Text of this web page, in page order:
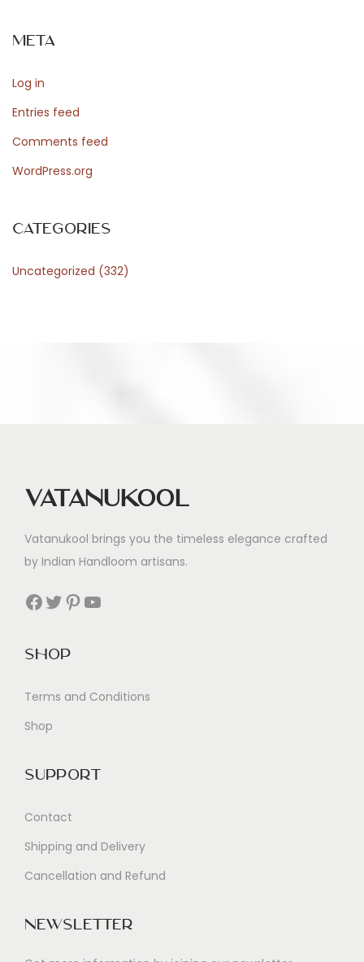
o
r
d
P
r
Meta
Log in
Entries feed
Comments feed
WordPress.org
Categories
Uncategorized (332)
Vatanukool
Vatanukool brings you the timeless elegance crafted
by Indian Handloom artisans.
Facebook Twitter Pinterest YouTube
Shop
Terms and Conditions
Shop
Support
Contact
Shipping and Delivery
Cancellation and Refund
Newsletter